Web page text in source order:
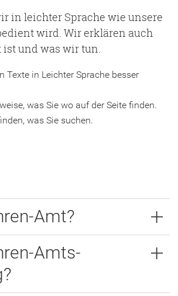
in leichter Sprache wie unsere
wird. Wir erklären auch
und was wir tun.
Texte in Leichter Sprache besser
was Sie wo auf der Seite finden.
was Sie suchen.
Amt?
Amts-